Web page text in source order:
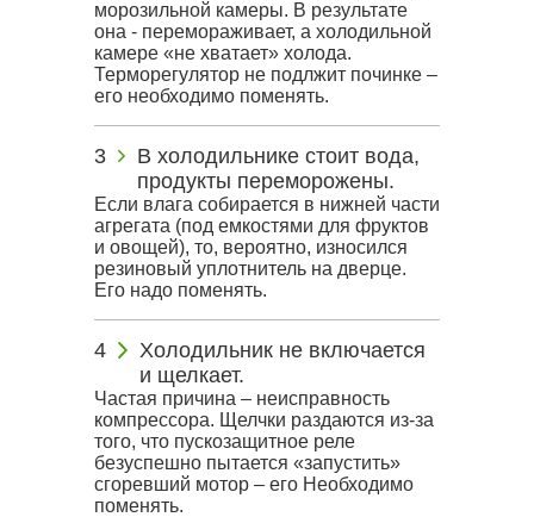
морозильной камеры. В результате
она - перемораживает, а холодильной
камере «не хватает» холода.
Терморегулятор не подлжит починке –
его необходимо поменять.
В холодильнике стоит вода,
продукты переморожены.
Если влага собирается в нижней части
агрегата (под емкостями для фруктов
и овощей), то, вероятно, износился
резиновый уплотнитель на дверце.
Его надо поменять.
Холодильник не включается
и щелкает.
Частая причина – неисправность
компрессора. Щелчки раздаются из-за
того, что пускозащитное реле
безуспешно пытается «запустить»
сгоревший мотор – его Необходимо
поменять.